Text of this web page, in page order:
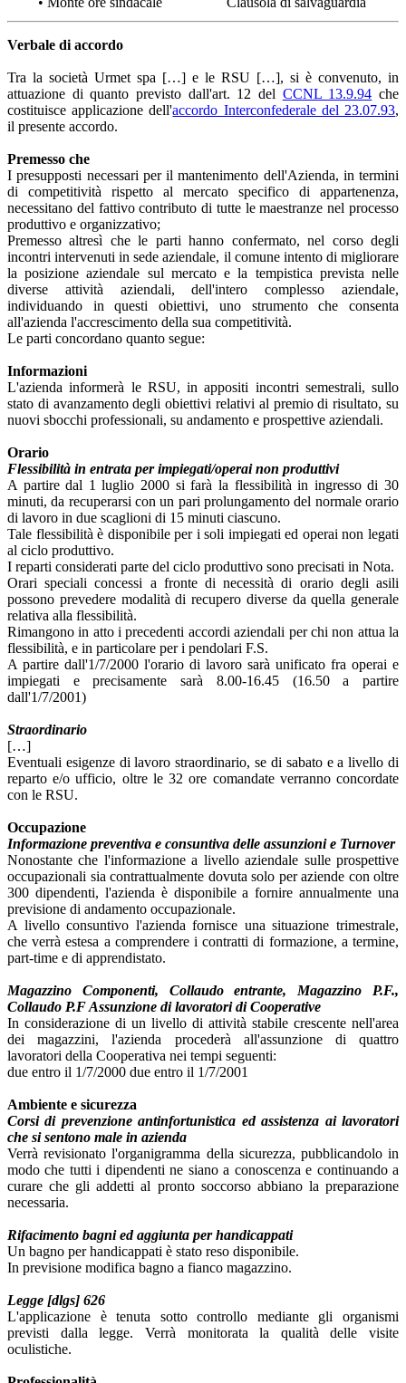
Verbale di accordo
Tra la società Urmet spa […] e le RSU […], si è convenuto, in
attuazione di quanto previsto dall'art. 12 del CCNL 13.9.94 che
costituisce applicazione dell'accordo Interconfederale del 23.07.93,
il presente accordo.
Premesso che
I presupposti necessari per il mantenimento dell'Azienda, in termini
di competitività rispetto al mercato specifico di appartenenza,
necessitano del fattivo contributo di tutte le maestranze nel processo
produttivo e organizzativo;
Premesso altresì che le parti hanno confermato, nel corso degli
incontri intervenuti in sede aziendale, il comune intento di migliorare
la posizione aziendale sul mercato e la tempistica prevista nelle
diverse attività aziendali, dell'intero complesso aziendale,
individuando in questi obiettivi, uno strumento che consenta
all'azienda l'accrescimento della sua competitività.
Le parti concordano quanto segue:
Informazioni
L'azienda informerà le RSU, in appositi incontri semestrali, sullo
stato di avanzamento degli obiettivi relativi al premio di risultato, su
nuovi sbocchi professionali, su andamento e prospettive aziendali.
Orario
Flessibilità in entrata per impiegati/operai non produttivi
A partire dal 1 luglio 2000 si farà la flessibilità in ingresso di 30
minuti, da recuperarsi con un pari prolungamento del normale orario
di lavoro in due scaglioni di 15 minuti ciascuno.
Tale flessibilità è disponibile per i soli impiegati ed operai non legati
al ciclo produttivo.
I reparti considerati parte del ciclo produttivo sono precisati in Nota.
Orari speciali concessi a fronte di necessità di orario degli asili
possono prevedere modalità di recupero diverse da quella generale
relativa alla flessibilità.
Rimangono in atto i precedenti accordi aziendali per chi non attua la
flessibilità, e in particolare per i pendolari F.S.
A partire dall'1/7/2000 l'orario di lavoro sarà unificato fra operai e
impiegati e precisamente sarà 8.00-16.45 (16.50 a partire
dall'1/7/2001)
Straordinario
[…]
Eventuali esigenze di lavoro straordinario, se di sabato e a livello di
reparto e/o ufficio, oltre le 32 ore comandate verranno concordate
con le RSU.
Occupazione
Informazione preventiva e consuntiva delle assunzioni e Turnover
Nonostante che l'informazione a livello aziendale sulle prospettive
occupazionali sia contrattualmente dovuta solo per aziende con oltre
300 dipendenti, l'azienda è disponibile a fornire annualmente una
previsione di andamento occupazionale.
A livello consuntivo l'azienda fornisce una situazione trimestrale,
che verrà estesa a comprendere i contratti di formazione, a termine,
part-time e di apprendistato.
Magazzino Componenti, Collaudo entrante, Magazzino P.F.,
Collaudo P.F Assunzione di lavoratori di Cooperative
In considerazione di un livello di attività stabile crescente nell'area
dei magazzini, l'azienda procederà all'assunzione di quattro
lavoratori della Cooperativa nei tempi seguenti:
due entro il 1/7/2000 due entro il 1/7/2001
Ambiente e sicurezza
Corsi di prevenzione antinfortunistica ed assistenza ai lavoratori
che si sentono male in azienda
Verrà revisionato l'organigramma della sicurezza, pubblicandolo in
modo che tutti i dipendenti ne siano a conoscenza e continuando a
curare che gli addetti al pronto soccorso abbiano la preparazione
necessaria.
Rifacimento bagni ed aggiunta per handicappati
Un bagno per handicappati è stato reso disponibile.
In previsione modifica bagno a fianco magazzino.
Legge [dlgs] 626
L'applicazione è tenuta sotto controllo mediante gli organismi
previsti dalla legge. Verrà monitorata la qualità delle visite
oculistiche.